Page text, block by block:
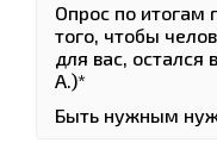
Опрос по итогам
того, чтобы
для вас,
А.)*
Быть нужным